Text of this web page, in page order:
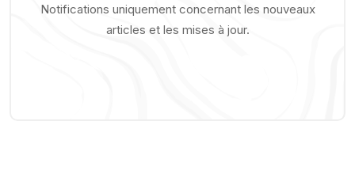
Notifications uniquement concernant les nouveaux
articles et les mises à jour.